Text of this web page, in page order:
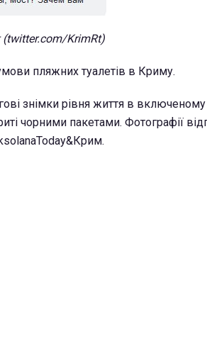
(twitter.com/KrimRt)
пляжних туалетів в Криму.
знімки рівня життя в
чорними пакетами. Фотографії